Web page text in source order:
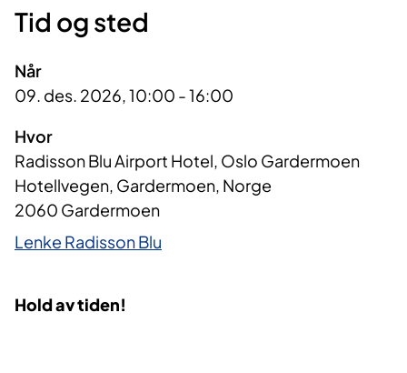
Tid og sted
Når
09. des. 2026, 10:00 - 16:00
Hvor
Radisson Blu Airport Hotel, Oslo Gardermoen
Hotellvegen, Gardermoen, Norge
2060 Gardermoen
Lenke Radisson Blu
Hold av tiden!